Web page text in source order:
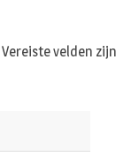
Vereiste velden zijn